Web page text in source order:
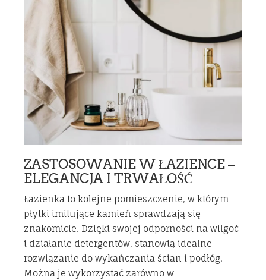
ZASTOSOWANIE W ŁAZIENCE –
ELEGANCJA I TRWAŁOŚĆ
Łazienka to kolejne pomieszczenie, w którym
płytki imitujące kamień sprawdzają się
znakomicie. Dzięki swojej odporności na wilgoć
i działanie detergentów, stanowią idealne
rozwiązanie do wykańczania ścian i podłóg.
Można je wykorzystać zarówno w